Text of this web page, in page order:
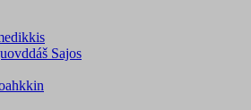
Sajos